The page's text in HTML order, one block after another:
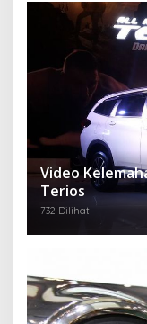
Video
Terios
732 Dilihat